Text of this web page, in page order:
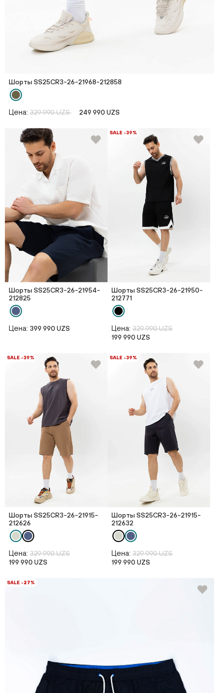
Шорты SS25CR3-26-21968-212858
Цена: 329 990 UZS 249 990 UZS
Шорты SS25CR3-26-21954-
212825
Цена: 399 990 UZS
SALE -39%
Шорты SS25CR3-26-21950-
212771
Цена: 329 990 UZS
199 990 UZS
SALE -39%
Шорты SS25CR3-26-21915-
212626
Цена: 329 990 UZS
199 990 UZS
SALE -39%
Шорты SS25CR3-26-21915-
212632
Цена: 329 990 UZS
199 990 UZS
SALE -27%